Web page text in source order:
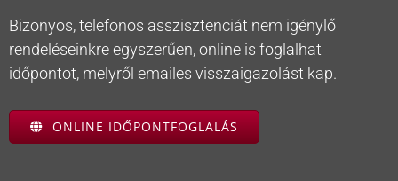
Bizonyos, telefonos asszisztenciát nem igénylő
rendeléseinkre egyszerűen, online is foglalhat
időpontot, melyről emailes visszaigazolást kap.
ONLINE IDŐPONTFOGLALÁS